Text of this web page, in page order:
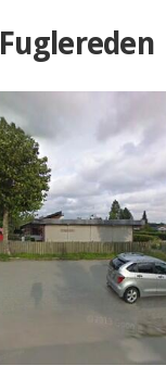
Fuglereden